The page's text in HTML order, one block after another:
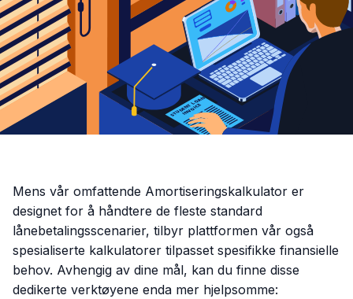
Mens vår omfattende Amortiseringskalkulator er
designet for å håndtere de fleste standard
lånebetalingsscenarier, tilbyr plattformen vår også
spesialiserte kalkulatorer tilpasset spesifikke finansielle
behov. Avhengig av dine mål, kan du finne disse
dedikerte verktøyene enda mer hjelpsomme: